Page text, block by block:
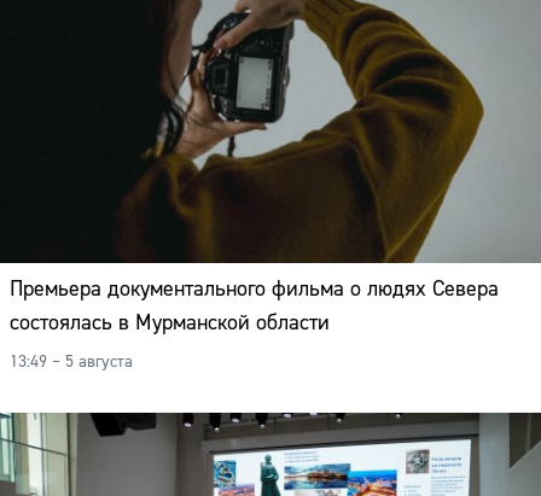
Премьера документального фильма о людях Севера
состоялась в Мурманской области
13:49 – 5 августа